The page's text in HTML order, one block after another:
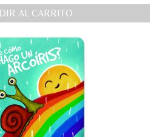
de TejiendoLEE un
AL CARRITO